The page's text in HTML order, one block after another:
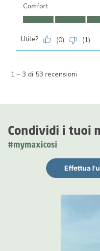
Condividi i tuoi
#mymaxicosi
Effettua
Carosello multimediale
Carosello con le foto dei
Comfort
Comfort, 5.0 su 5
Utile? (0) (1)
1 – 3 di 53 recensioni